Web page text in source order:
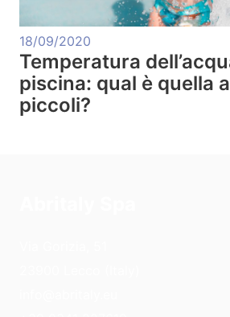
18/09/2020
Temperatura
piscina: qual è quella
piccoli?